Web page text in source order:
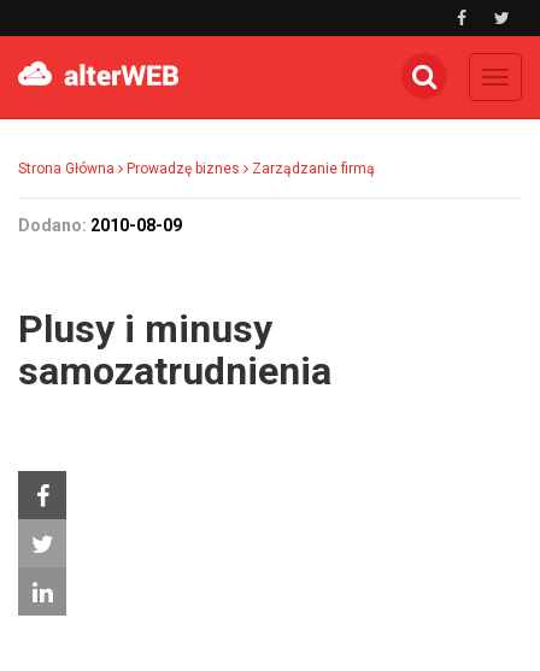
Strona Główna Prowadzę biznes Zarządzanie firmą
Dodano: 2010-08-09
Plusy i minusy
samozatrudnienia